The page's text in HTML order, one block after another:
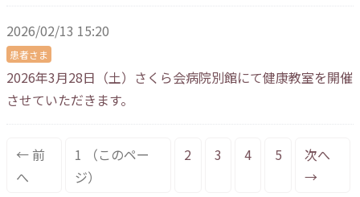
2026/02/13 15:20
患者さま
2026年3月28日（土）さくら会病院別館にて健康教室を開催
させていただきます。
← 前
へ
1
（このペー
ジ）
2 3 4 5
次へ
→